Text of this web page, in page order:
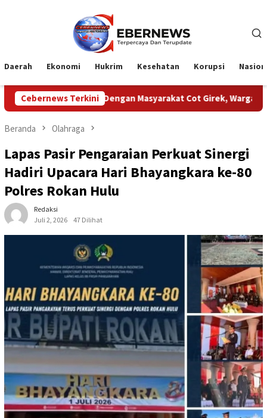
Daerah Ekonomi Hukrim Kesehatan Korupsi
Cebernews Terkini
Dengan Masyarakat Cot Girek, Warga Sampaikan Apresiasi
Beranda Olahraga
Lapas Pasir Pengaraian Perkuat Sinergi
Hadiri Upacara Hari Bhayangkara ke-80
Polres Rokan Hulu
Redaksi
Juli 2, 2026
47 Dilihat